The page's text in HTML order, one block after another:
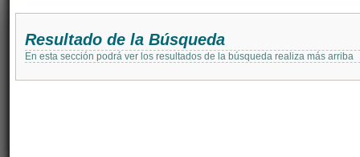
Resultado de la Búsqueda
En esta sección podrá ver los resultados de la búsqueda realiza más arriba